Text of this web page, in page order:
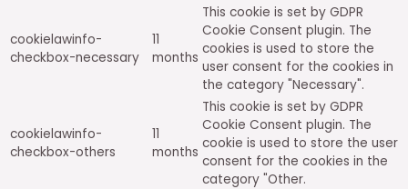
cookielawinfo-
checkbox-necessary
11
months
This cookie is set by GDPR
Cookie Consent plugin. The
cookies is used to store the
user consent for the cookies in
the category "Necessary".
cookielawinfo-
checkbox-others
11
months
This cookie is set by GDPR
Cookie Consent plugin. The
cookie is used to store the user
consent for the cookies in the
category "Other.